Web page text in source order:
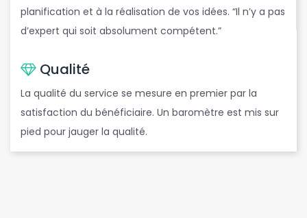
planification et à la réalisation de vos idées. “Il n’y a pas
d’expert qui soit absolument compétent.”
Qualité
La qualité du service se mesure en premier par la
satisfaction du bénéficiaire. Un baromètre est mis sur
pied pour jauger la qualité.